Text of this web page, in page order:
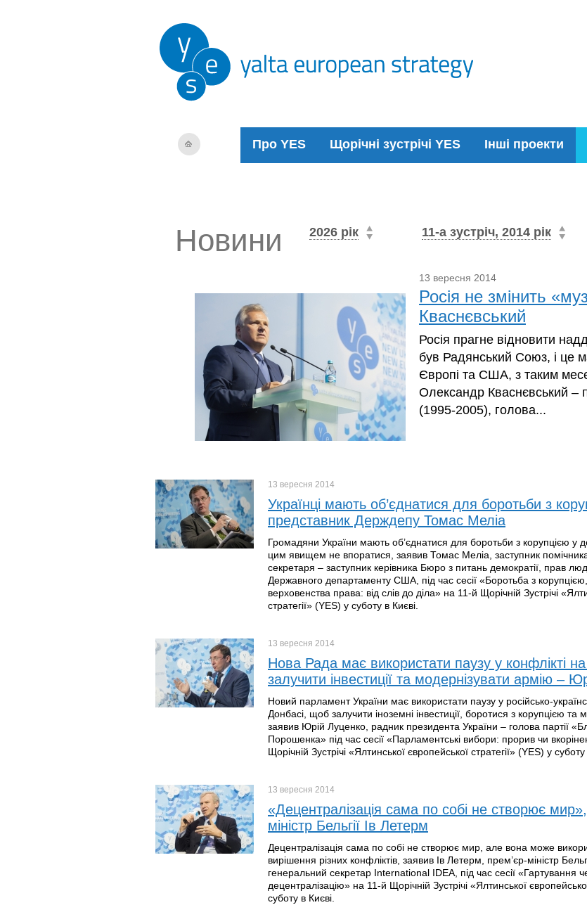
Про YES Щорічні зустрічі YES Інші проекти
Новини 2026 рік 11-а зустріч, 2014 рік
13 вересня 2014
Росія не змінить
Кваснєвський
Росія прагне відновити
був Радянський Союз, і це
Європі та США, з таким
Олександр Кваснєвський –
(1995-2005), голова...
13 вересня 2014
Українці мають об’єднатися для боротьби з
представник Держдепу Томас Меліа
Громадяни України мають об’єднатися для боротьби з корупцією у
цим явищем не впоратися, заявив Томас Меліа, заступник
секретаря – заступник керівника Бюро з питань демократії, прав
Державного департаменту США, під час сесії «Боротьба з
верховенства права: від слів до діла» на 11-й Щорічній Зустрічі
стратегії» (YES) у суботу в Києві.
13 вересня 2014
Нова Рада має використати паузу у конфлікті
залучити інвестиції та модернізувати армію –
Новий парламент України має використати паузу у російсько-
Донбасі, щоб залучити іноземні інвестиції, боротися з корупцією та
заявив Юрій Луценко, радник президента України – голова партії
Порошенка» під час сесії «Парламентські вибори: прорив чи
Щорічній Зустрічі «Ялтинської європейської стратегії» (YES) у суботу
13 вересня 2014
«Децентралізація сама по собі не створює
міністр Бельгії Ів Летерм
Децентралізація сама по собі не створює мир, але вона може
вирішення різних конфліктів, заявив Ів Летерм, прем’єр-міністр
генеральний секретар International IDEA, під час сесії «Гартування
децентралізацію» на 11-й Щорічній Зустрічі «Ялтинської
суботу в Києві.